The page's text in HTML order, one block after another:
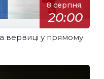
8 серпня,
20:00
вервиці у прямому